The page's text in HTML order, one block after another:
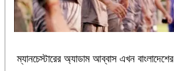
ম্যানচেস্টারের অ্যাডাম আব্বাস এখন বাংলাদেশের